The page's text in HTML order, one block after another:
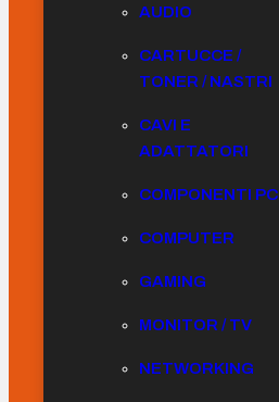
AUDIO
CARTUCCE /
TONER / NASTRI
CAVI E
ADATTATORI
COMPONENTI PC
COMPUTER
GAMING
MONITOR / TV
NETWORKING